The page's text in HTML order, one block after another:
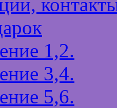
1,2.
3,4.
5,6.